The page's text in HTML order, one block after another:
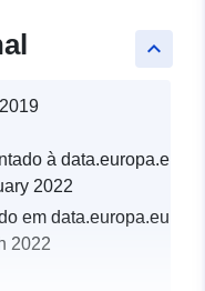
keyboard_arrow_up
à data.europa.eu:
2022
em data.europa.eu:
2022